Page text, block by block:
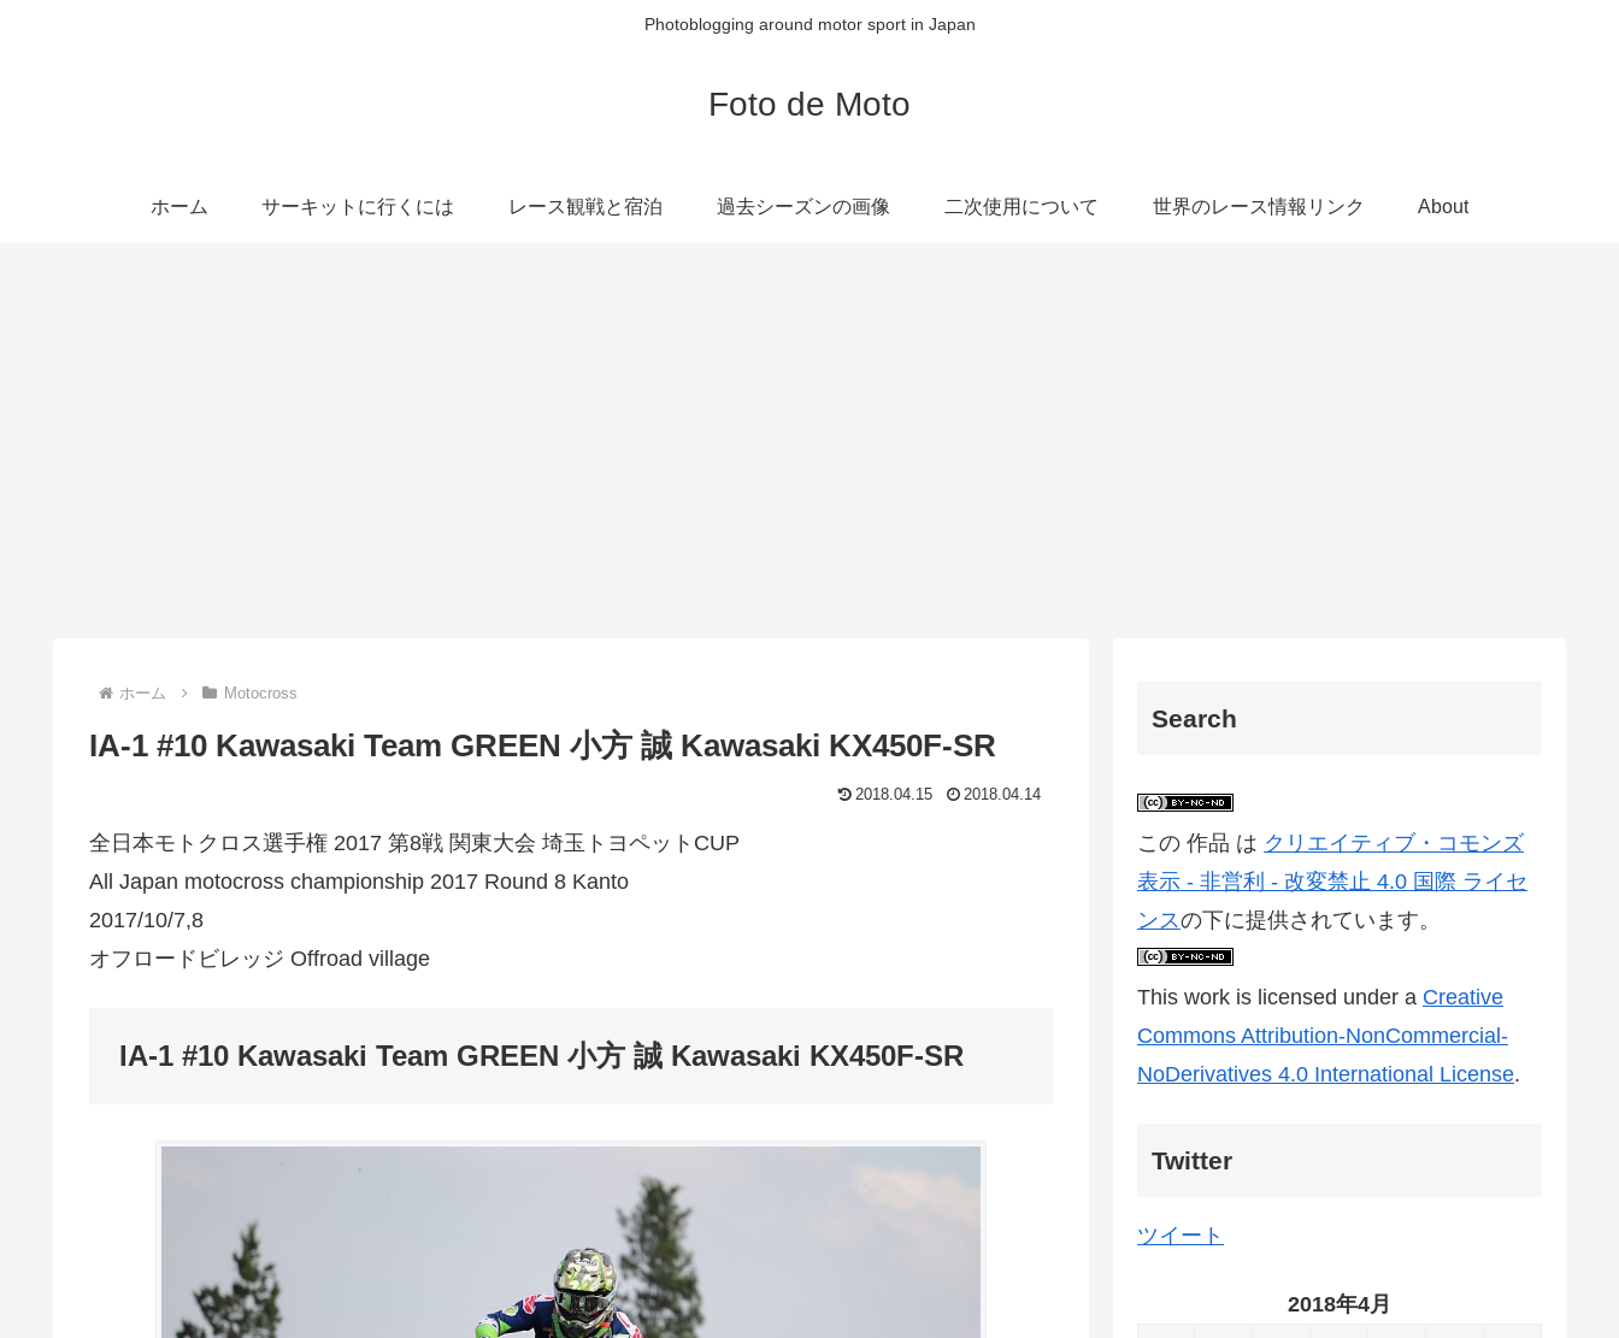
Photoblogging around motor sport in Japan
Foto de Moto
ホーム サーキットに行くには レース観戦と宿泊 過去シーズンの画像 二次使用について 世界のレース情報リンク About
ホーム Motocross
IA-1 #10 Kawasaki Team GREEN 小方 誠 Kawasaki KX450F-SR
2018.04.15 2018.04.14
全日本モトクロス選手権 2017 第8戦 関東大会 埼玉トヨペットCUP
All Japan motocross championship 2017 Round 8 Kanto
2017/10/7,8
オフロードビレッジ Offroad village
IA-1 #10 Kawasaki Team GREEN 小方 誠 Kawasaki KX450F-SR
Search
この 作品 は クリエイティブ・コモンズ
表示 - 非営利 - 改変禁止 4.0 国際 ライセ
ンスの下に提供されています。
This work is licensed under a Creative
Commons Attribution-NonCommercial-
NoDerivatives 4.0 International License.
Twitter
ツイート
2018年4月